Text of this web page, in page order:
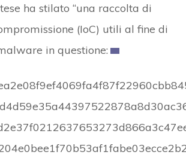
ha stilato “una raccolta di
(IoC) utili al fine di
in questione: